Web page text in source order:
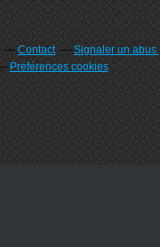
Contact Signaler un abus
Préférences cookies